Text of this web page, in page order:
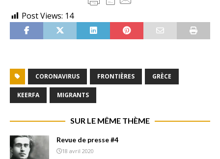
Post Views: 14
CORONAVIRUS FRONTIÈRES GRÈCE
KEERFA MIGRANTS
SUR LE MÊME THÈME
Revue de presse #4
18 avril 2020